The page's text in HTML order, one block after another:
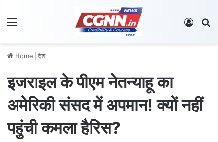
Log In
Home देश
इजराइल के पीएम नेतन्याहू का
अमेरिकी संसद में अपमान! क्यों नहीं
पहुंची कमला हैरिस?